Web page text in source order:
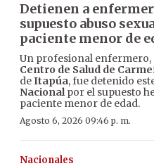
Detienen a
supuesto abuso
paciente menor de
Un profesional enfermero,
Centro de Salud de
deItapúa, fue detenido
Nacionalpor el supuesto
paciente menor de edad.
Agosto 6, 2026 09:46 p. m.
Nacionales